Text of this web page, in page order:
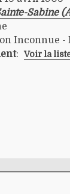
Sabine
Inconnue -
: Voir la